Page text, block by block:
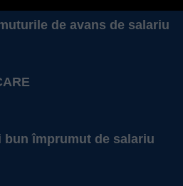
de avans de salariu
bun împrumut de salariu